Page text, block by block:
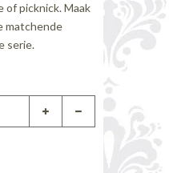
of picknick. Maak
matchende
serie.